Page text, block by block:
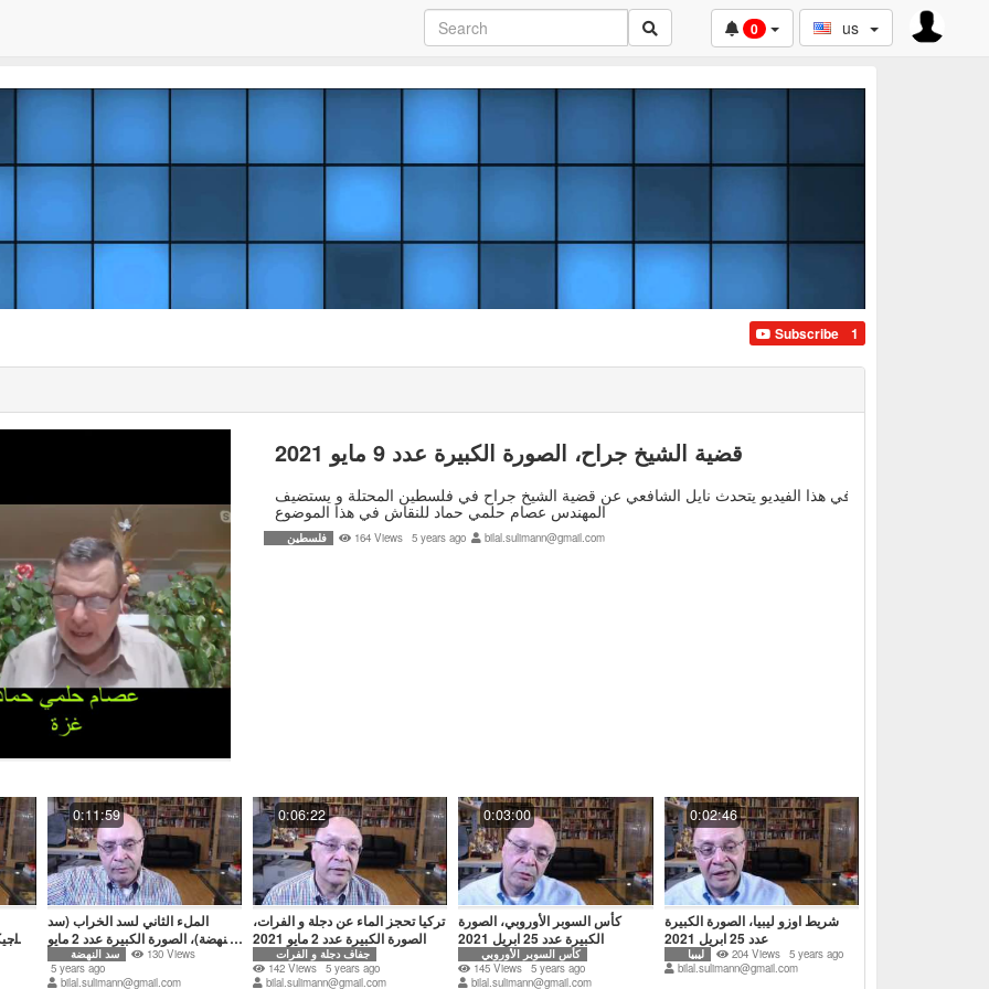
0 us
Subscribe 1
قضية الشيخ جراح، الصورة الكبيرة عدد 9 مايو 2021
في هذا الفيديو يتحدث نايل الشافعي عن قضية الشيخ جراح في فلسطين المحتلة و يستضيف
المهندس عصام حلمي حماد للنقاش في هذا الموضوع
فلسطين 164 Views 5 years ago bilal.sulimann@gmail.com
0:11:59
الملء الثاني لسد الخراب (سد
النهضة)، الصورة الكبيرة عدد 2 مايو
2021سد النهضة
130 Views
5 years ago
bilal.sulimann@gmail.com
0:06:22
تركيا تحجز الماء عن دجلة و الفرات،
الصورة الكبيرة عدد 2 مايو 2021
جفاف دجلة و الفرات
142 Views 5 years ago
bilal.sulimann@gmail.com
0:03:00
كأس السوبر الأوروبي، الصورة
الكبيرة عدد 25 ابريل 2021
كأس السوبر الأوروبي
145 Views 5 years ago
bilal.sulimann@gmail.com
0:02:46
شريط اوزو ليبيا، الصورة الكبيرة
عدد 25 ابريل 2021
ليبيا 204 Views 5 years ago
bilal.sulimann@gmail.com